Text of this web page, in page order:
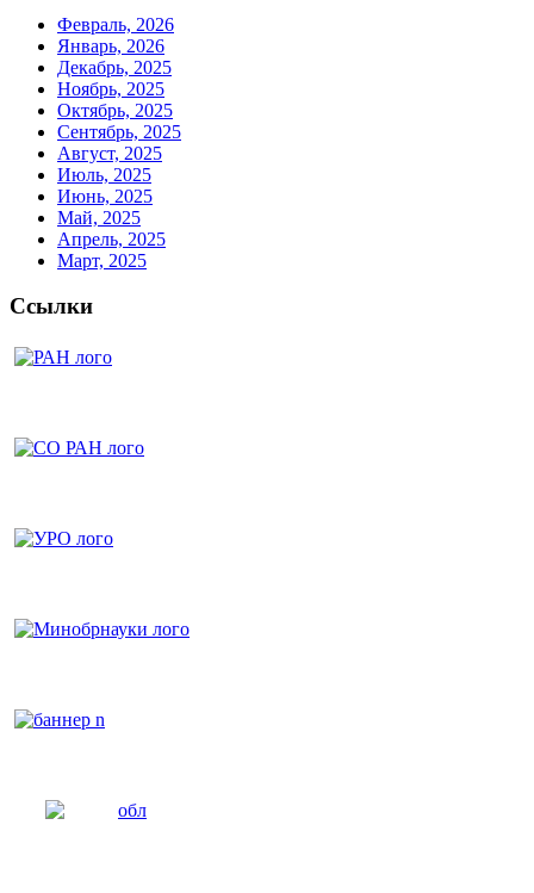
Февраль, 2026
Январь, 2026
Декабрь, 2025
Ноябрь, 2025
Октябрь, 2025
Сентябрь, 2025
Август, 2025
Июль, 2025
Июнь, 2025
Май, 2025
Апрель, 2025
Март, 2025
Ссылки